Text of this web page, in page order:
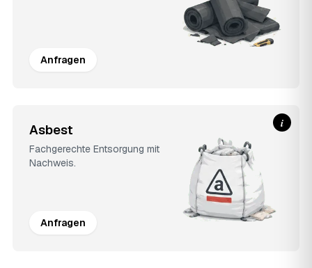
Anfragen
Asbest
Fachgerechte Entsorgung mit
Nachweis.
Anfragen
i